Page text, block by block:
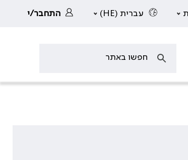
עברית (HE) התחבר/י